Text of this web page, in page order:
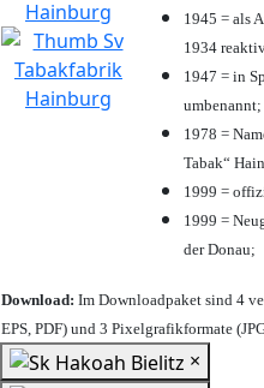
1945 = als
1934
1947 = in
umbenannt;
1978 =
Tabak“
1999 =
1999 =
der Donau;
Download: Im Downloadpaket sind 4
EPS, PDF) und 3 Pixelgrafikformate
×